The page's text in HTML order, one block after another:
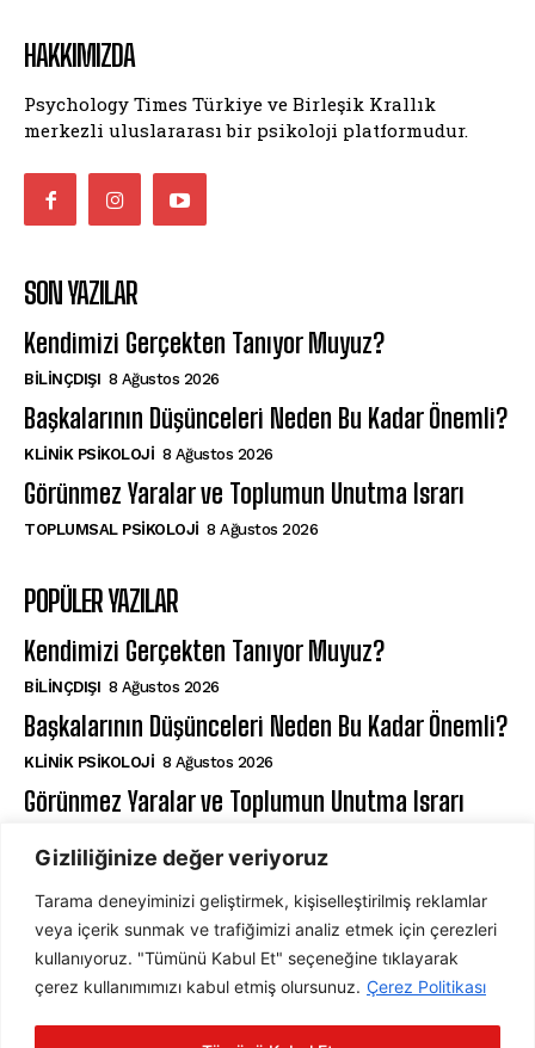
Gizliliğinize değer veriyoruz
Tarama deneyiminizi geliştirmek, kişiselleştirilmiş reklamlar
veya içerik sunmak ve trafiğimizi analiz etmek için çerezleri
kullanıyoruz. "Tümünü Kabul Et" seçeneğine tıklayarak
çerez kullanımımızı kabul etmiş olursunuz. Çerez Politikası
HAKKIMIZDA
Psychology Times Türkiye ve Birleşik Krallık
merkezli uluslararası bir psikoloji platformudur.
SON YAZILAR
Kendimizi Gerçekten Tanıyor Muyuz?
BILINÇDIŞI 8 Ağustos 2026
Başkalarının Düşünceleri Neden Bu Kadar Önemli?
KLINIK PSIKOLOJI 8 Ağustos 2026
Görünmez Yaralar ve Toplumun Unutma Israrı
TOPLUMSAL PSIKOLOJI 8 Ağustos 2026
POPÜLER YAZILAR
Kendimizi Gerçekten Tanıyor Muyuz?
BILINÇDIŞI 8 Ağustos 2026
Başkalarının Düşünceleri Neden Bu Kadar Önemli?
KLINIK PSIKOLOJI 8 Ağustos 2026
Görünmez Yaralar ve Toplumun Unutma Israrı
ABONE OL